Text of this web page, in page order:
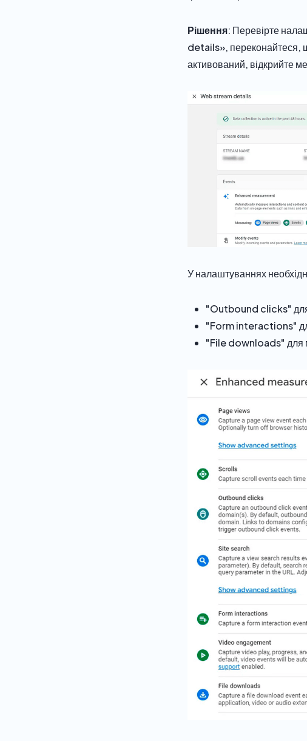
Рішення: Перевірте
details», переконайтеся,
активований, відкрийте
У налаштуваннях
"Outbound clicks" для
"Form interactions"
"File downloads" для